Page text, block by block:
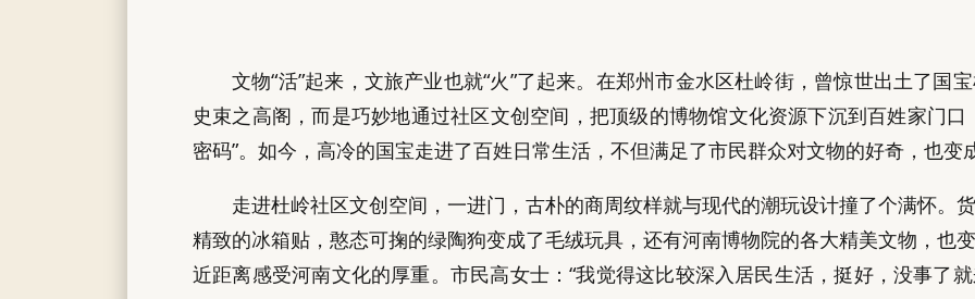
文物“活”起来，文旅产业也就“火”了起来。在郑州市金水区杜岭街，曾惊世出土了国
史束之高阁，而是巧妙地通过社区文创空间，把顶级的博物馆文化资源下沉到百姓家门
密码”。如今，高冷的国宝走进了百姓日常生活，不但满足了市民群众对文物的好奇，也
走进杜岭社区文创空间，一进门，古朴的商周纹样就与现代的潮玩设计撞了个满怀。
精致的冰箱贴，憨态可掬的绿陶狗变成了毛绒玩具，还有河南博物院的各大精美文物，也
近距离感受河南文化的厚重。市民高女士：“我觉得这比较深入居民生活，挺好，没事了